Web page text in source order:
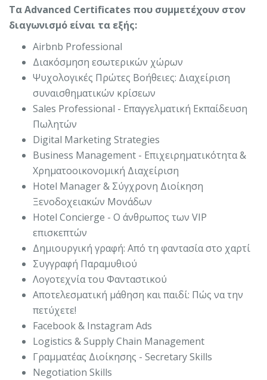
Τα Αdvanced Certificates που συμμετέχουν στον
διαγωνισμό είναι τα εξής:
Airbnb Professional
Διακόσμηση εσωτερικών χώρων
Ψυχολογικές Πρώτες Βοήθειες: Διαχείριση
συναισθηματικών κρίσεων
Sales Professional - Επαγγελματική Εκπαίδευση
Πωλητών
Digital Marketing Strategies
Business Management - Επιχειρηματικότητα &
Χρηματοοικονομική Διαχείριση
Hotel Manager & Σύγχρονη Διοίκηση
Ξενοδοχειακών Μονάδων
Hotel Concierge - Ο άνθρωπος των VIP
επισκεπτών
Δημιουργική γραφή: Από τη φαντασία στο χαρτί
Συγγραφή Παραμυθιού
Λογοτεχνία του Φανταστικού
Αποτελεσματική μάθηση και παιδί: Πώς να την
πετύχετε!
Facebook & Instagram Ads
Logistics & Supply Chain Management
Γραμματέας Διοίκησης - Secretary Skills
Negotiation Skills